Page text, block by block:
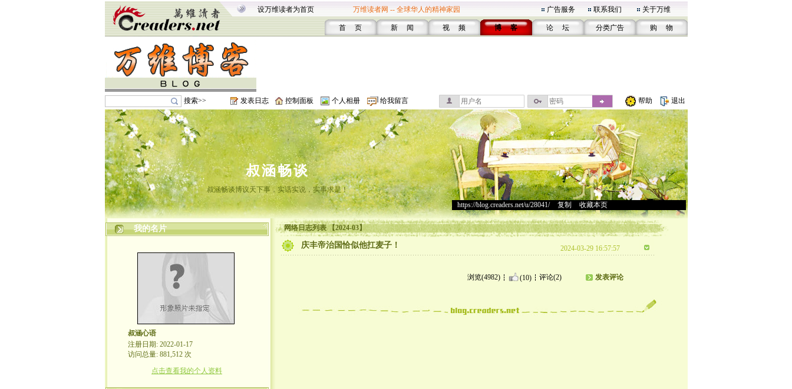
设万维读者为首页 万维读者网 -- 全球华人的精神家园 广告服务 联系我们 关于万维
首 页 新 闻 视 频 博 客 论 坛 分类广告 购 物
搜索>> 发表日志 控制面板 个人相册 给我留言 帮助 退出
叔涵畅谈
叔涵畅谈博议天下事，实话实说，实事求是！
https://blog.creaders.net/u/28041/> 复制 收藏本页
我的名片
叔涵心语
注册日期: 2022-01-17
访问总量: 881,512 次
点击查看我的个人资料
网络日志列表 【2024-03】
庆丰帝治国恰似他扛麦子！ 2024-03-29 16:57:57
浏览(4982) (10) 评论(2) 发表评论